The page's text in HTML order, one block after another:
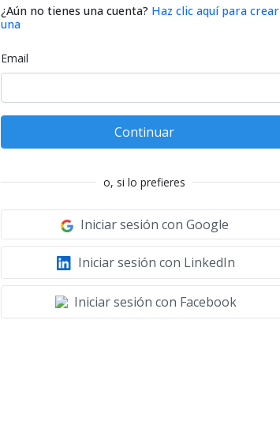
¿Aún no tienes una cuenta? Haz clic aquí para crear
una
Email
Continuar
o, si lo prefieres
Iniciar sesión con Google
Iniciar sesión con LinkedIn
Iniciar sesión con Facebook